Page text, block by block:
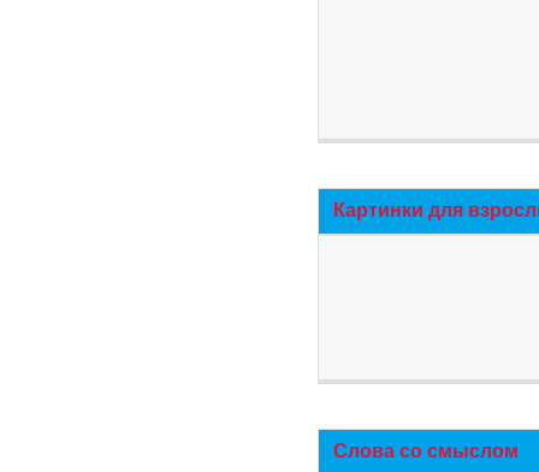
Картинки для
Слова со смыслом